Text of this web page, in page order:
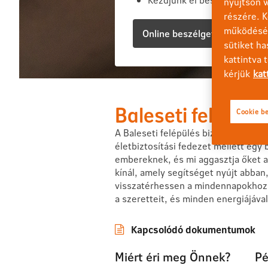
Online beszélgetnék
Baleseti
A Baleseti felépülés biztosítás
életbiztosítási fedezet mellett egy
embereknek, és mi aggasztja őket
kínál, amely segítséget nyújt
visszatérhessen a
a szeretteit, és minden
Kapcsolódó dokumentumok
Miért éri meg Önnek?
részére.
sütiket
kattintva
kérjük
Cookie